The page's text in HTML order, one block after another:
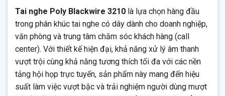
Tai nghe Poly Blackwire 3210 là lựa chọn hàng đầu
trong phân khúc tai nghe có dây dành cho doanh nghiệp,
văn phòng và trung tâm chăm sóc khách hàng (call
center). Với thiết kế hiện đại, khả năng xử lý âm thanh
vượt trội cùng khả năng tương thích tối đa với các nền
tảng hội họp trực tuyến, sản phẩm này mang đến hiệu
suất làm việc vượt bậc và trải nghiệm người dùng mượt